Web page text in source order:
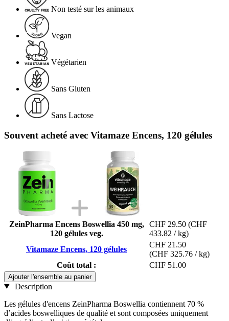
Non testé sur les animaux
Vegan
Végétarien
Sans Gluten
Sans Lactose
Souvent acheté avec Vitamaze Encens, 120 gélules
ZeinPharma Encens Boswellia 450 mg,
120 gélules veg.
CHF 29.50 (CHF
433.82 / kg)
Vitamaze Encens, 120 gélules
CHF 21.50
(CHF 325.76 / kg)
Coût total :
CHF 51.00
Ajouter l'ensemble au panier
Description
Les gélules d'encens ZeinPharma Boswellia contiennent 70 %
d’acides boswelliques de qualité et sont composées uniquement